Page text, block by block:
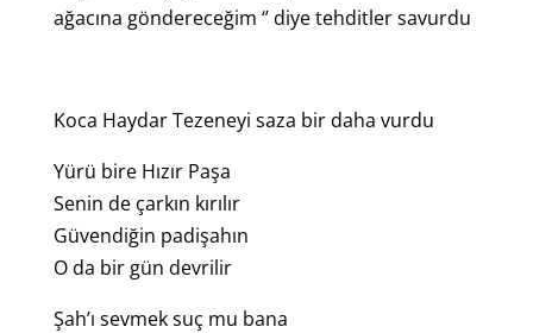
ağacına göndereceğim ‘’ diye tehditler savurdu
Koca Haydar Tezeneyi saza bir daha vurdu
Yürü bire Hızır Paşa
Senin de çarkın kırılır
Güvendiğin padişahın
O da bir gün devrilir
Şah’ı sevmek suç mu bana